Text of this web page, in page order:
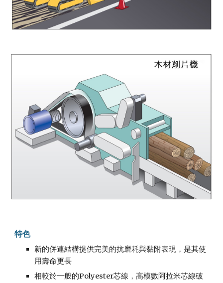
特色
新的併連結構提供完美的抗磨耗與黏附表現，是其使
用壽命更長
相較於一般的Polyester芯線，高模數阿拉米芯線破